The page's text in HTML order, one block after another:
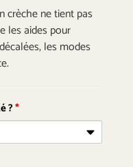
crèche ne tient pas
les aides pour
les modes
?*